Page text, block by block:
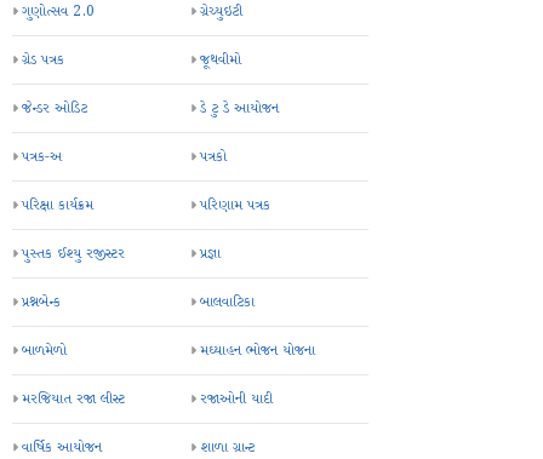
ગુણોત્સવ 2.0 ગ્રેચ્યુઇટી
ગ્રેડ પત્રક જૂથવીમો
જેન્ડર ઓડિટ ડે ટુ ડે આયોજન
પત્રક-અ પત્રકો
પરિક્ષા કાર્યક્રમ પરિણામ પત્રક
પુસ્તક ઈશ્યુ રજીસ્ટર પ્રજ્ઞા
પ્રશ્નબેન્ક બાલવાટિકા
બાળમેળો મઘ્યાહન ભોજન યોજના
મરજિયાત રજા લીસ્ટ રજાઓની યાદી
વાર્ષિક આયોજન શાળા ગ્રાન્ટ